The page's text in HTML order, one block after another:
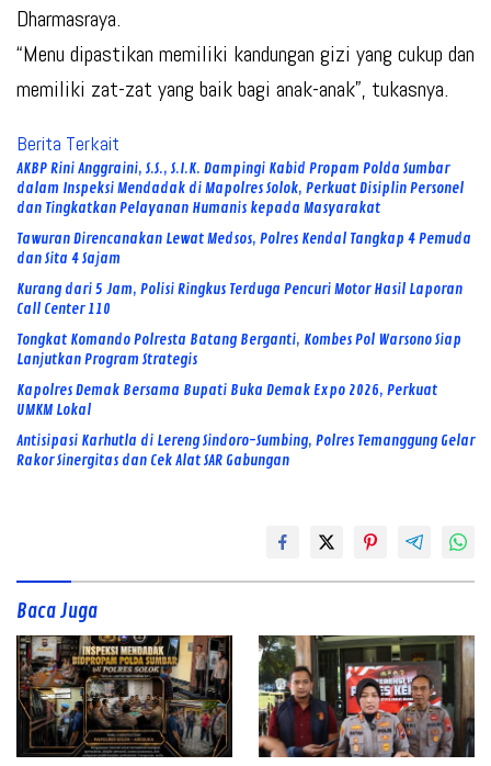
Dharmasraya.
“Menu dipastikan memiliki kandungan gizi yang cukup dan
memiliki zat-zat yang baik bagi anak-anak”, tukasnya.
Berita Terkait
AKBP Rini Anggraini, S.S., S.I.K. Dampingi Kabid Propam Polda Sumbar
dalam Inspeksi Mendadak di Mapolres Solok, Perkuat Disiplin Personel
dan Tingkatkan Pelayanan Humanis kepada Masyarakat
Tawuran Direncanakan Lewat Medsos, Polres Kendal Tangkap 4 Pemuda
dan Sita 4 Sajam
Kurang dari 5 Jam, Polisi Ringkus Terduga Pencuri Motor Hasil Laporan
Call Center 110
Tongkat Komando Polresta Batang Berganti, Kombes Pol Warsono Siap
Lanjutkan Program Strategis
Kapolres Demak Bersama Bupati Buka Demak Expo 2026, Perkuat
UMKM Lokal
Antisipasi Karhutla di Lereng Sindoro-Sumbing, Polres Temanggung Gelar
Rakor Sinergitas dan Cek Alat SAR Gabungan
Baca Juga